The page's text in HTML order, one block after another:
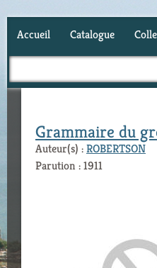
Accueil Catalogue
Grammaire du
Auteur(s) :ROBERTSON
Parution : 1911